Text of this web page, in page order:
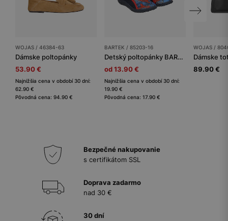
WOJAS / 46384-63
Dámske poltopánky
53.90 €
Najnižšia cena v období 30 dní:
62.90 €
Pôvodná cena: 94.90 €
BARTEK / 85203-16
Detský poltopánky BARTEK
od 13.90 €
Najnižšia cena v období 30 dní:
19.90 €
Pôvodná cena: 17.90 €
WOJAS /
Dámske
89.90 €
Bezpečné nakupovanie
s certifikátom SSL
Doprava zadarmo
nad 30 €
30 dní